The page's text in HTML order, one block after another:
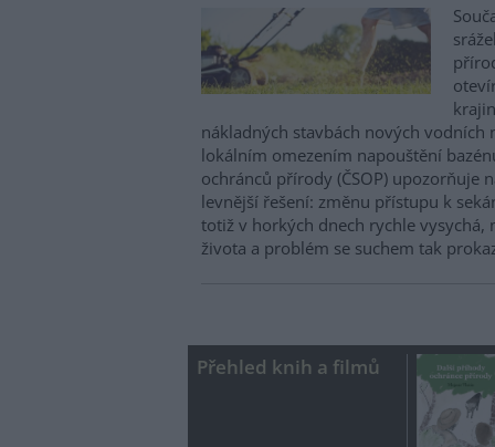
nákladných stavbách nových vodních
lokálním omezením napouštění
ochránců přírody (ČSOP) upozorňuje
levnější řešení: změnu přístupu k
totiž v horkých dnech rychle vysychá,
života a problém se suchem tak
Přehled knih a filmů